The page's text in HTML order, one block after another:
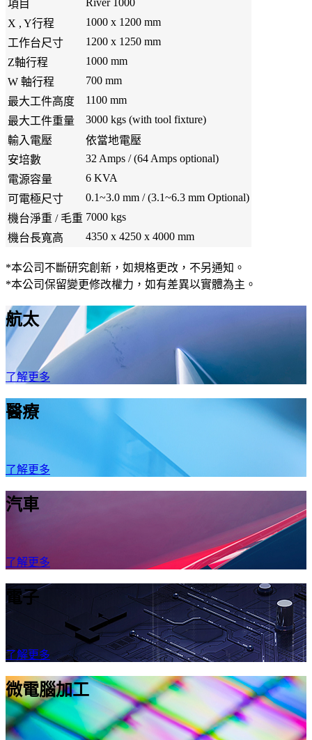
項目
River 1000
X , Y行程
1000 x 1200 mm
工作台尺寸
1200 x 1250 mm
Z軸行程
1000 mm
W 軸行程
700 mm
最大工件高度
1100 mm
最大工件重量
3000 kgs (with tool fixture)
輸入電壓
依當地電壓
安培數
32 Amps / (64 Amps optional)
電源容量
6 KVA
可電極尺寸
0.1~3.0 mm / (3.1~6.3 mm Optional)
機台淨重 / 毛重 7000 kgs
機台長寬高
4350 x 4250 x 4000 mm
*本公司不斷研究創新，如規格更改，不另通知。
*本公司保留變更修改權力，如有差異以實體為主。
航太
了解更多
醫療
了解更多
汽車
了解更多
電子
了解更多
微電腦加工